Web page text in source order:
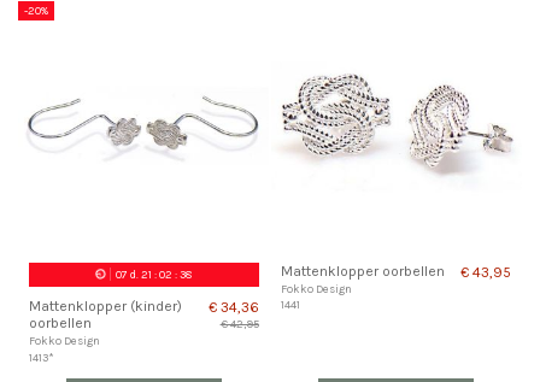
-20%
07 d. 21 :02 :37
Mattenklopper (kinder)
oorbellen
Fokko Design
1413*
€ 34,36
€ 42,95
Mattenklopper oorbellen
Fokko Design
1441
€ 43,95